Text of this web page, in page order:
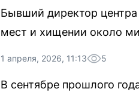
Бывший директор центра
мест и хищении около
1 апреля, 2026, 11:13 5
В сентябре прошлого